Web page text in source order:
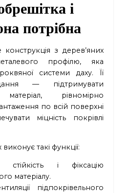
і
потрібна
з дерев’яних
профілю, яка
системи даху. Її
— підтримувати
матеріал, рівномірно
по всій поверхні
міцність покрівлі
такі функції:
стійкість і фіксацію
матеріалу.
підпокрівельного